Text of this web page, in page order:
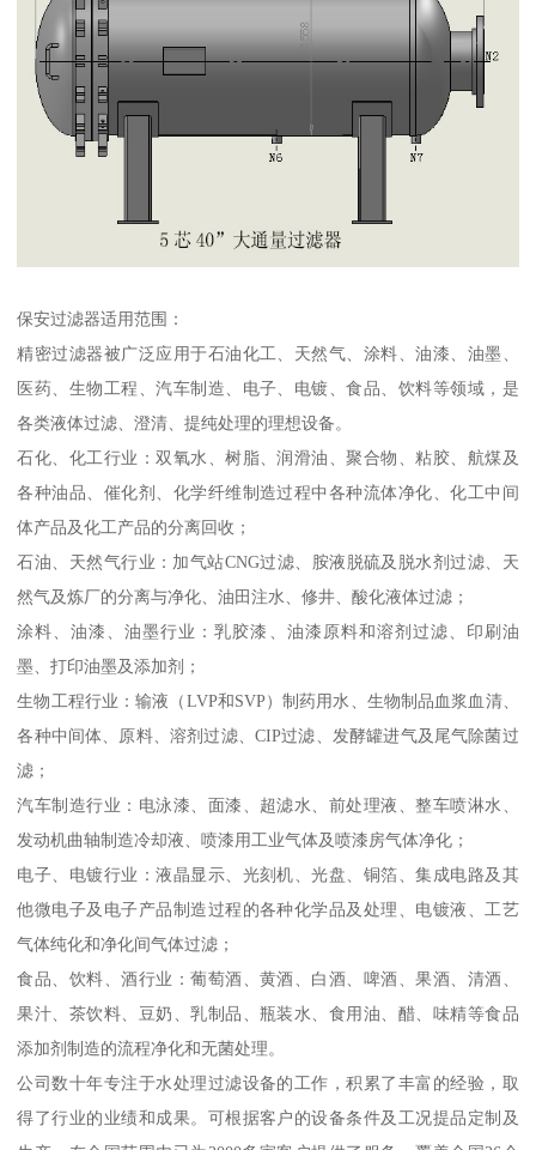
保安过滤器适用范围：
精密过滤器被广泛应用于石油化工、天然气、涂料、油漆、油墨、
医药、生物工程、汽车制造、电子、电镀、食品、饮料等领域，是
各类液体过滤、澄清、提纯处理的理想设备。
石化、化工行业：双氧水、树脂、润滑油、聚合物、粘胶、航煤及
各种油品、催化剂、化学纤维制造过程中各种流体净化、化工中间
体产品及化工产品的分离回收；
石油、天然气行业：加气站CNG过滤、胺液脱硫及脱水剂过滤、天
然气及炼厂的分离与净化、油田注水、修井、酸化液体过滤；
涂料、油漆、油墨行业：乳胶漆、油漆原料和溶剂过滤、印刷油
墨、打印油墨及添加剂；
生物工程行业：输液（LVP和SVP）制药用水、生物制品血浆血清、
各种中间体、原料、溶剂过滤、CIP过滤、发酵罐进气及尾气除菌过
滤；
汽车制造行业：电泳漆、面漆、超滤水、前处理液、整车喷淋水、
发动机曲轴制造冷却液、喷漆用工业气体及喷漆房气体净化；
电子、电镀行业：液晶显示、光刻机、光盘、铜箔、集成电路及其
他微电子及电子产品制造过程的各种化学品及处理、电镀液、工艺
气体纯化和净化间气体过滤；
食品、饮料、酒行业：葡萄酒、黄酒、白酒、啤酒、果酒、清酒、
果汁、茶饮料、豆奶、乳制品、瓶装水、食用油、醋、味精等食品
添加剂制造的流程净化和无菌处理。
公司数十年专注于水处理过滤设备的工作，积累了丰富的经验，取
得了行业的业绩和成果。可根据客户的设备条件及工况提品定制及